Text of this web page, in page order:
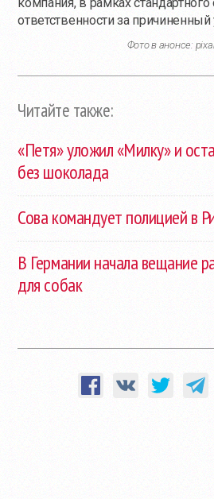
ответственности за
Фото в анонсе:
Читайте также:
«Петя» уложил «Милку» и
без шоколада
Сова командует полицией в
В Германии начала вещание
для собак